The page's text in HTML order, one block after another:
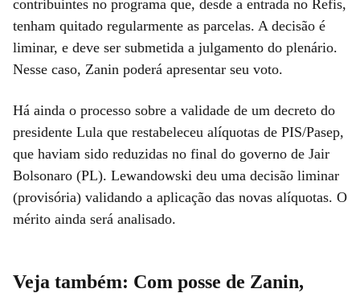
contribuintes no programa que, desde a entrada no Refis,
tenham quitado regularmente as parcelas. A decisão é
liminar, e deve ser submetida a julgamento do plenário.
Nesse caso, Zanin poderá apresentar seu voto.
Há ainda o processo sobre a validade de um decreto do
presidente Lula que restabeleceu alíquotas de PIS/Pasep,
que haviam sido reduzidas no final do governo de Jair
Bolsonaro (PL). Lewandowski deu uma decisão liminar
(provisória) validando a aplicação das novas alíquotas. O
mérito ainda será analisado.
Veja também: Com posse de Zanin,